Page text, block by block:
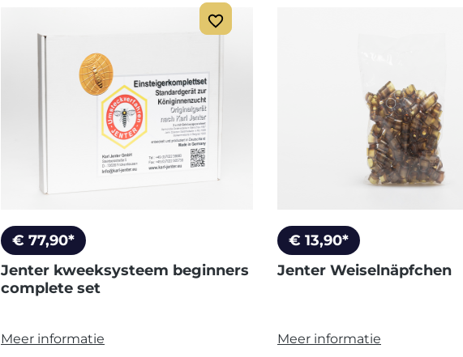
€ 77,90*
Jenter kweeksysteem beginners
complete set
Meer informatie
€ 13,90*
Jenter Weiselnäpfchen
Meer informatie